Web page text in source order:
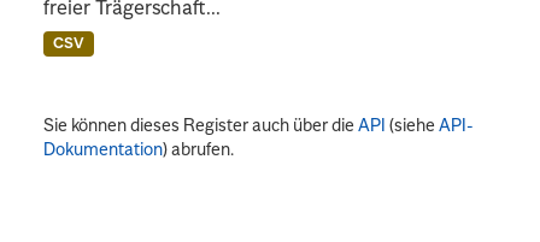
freier Trägerschaft...
CSV
Sie können dieses Register auch über dieAPI (sieheAPI-
Dokumentation) abrufen.